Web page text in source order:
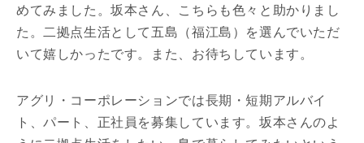
めてみました。坂本さん、こちらも色々と助かりまし
た。二拠点生活として五島（福江島）を選んでいただ
いて嬉しかったです。また、お待ちしています。
アグリ・コーポレーションでは長期・短期アルバイ
ト、パート、正社員を募集しています。坂本さんのよ